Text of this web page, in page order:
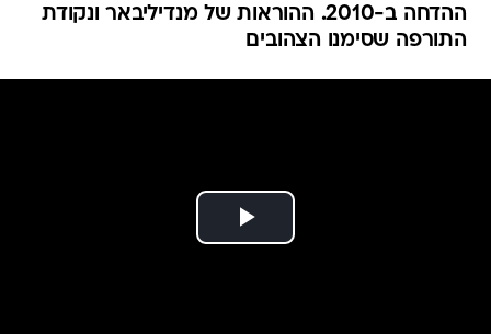
ההדחה ב-2010. ההוראות של מנדיליבאר ונקודת
התורפה שסימנו הצהובים